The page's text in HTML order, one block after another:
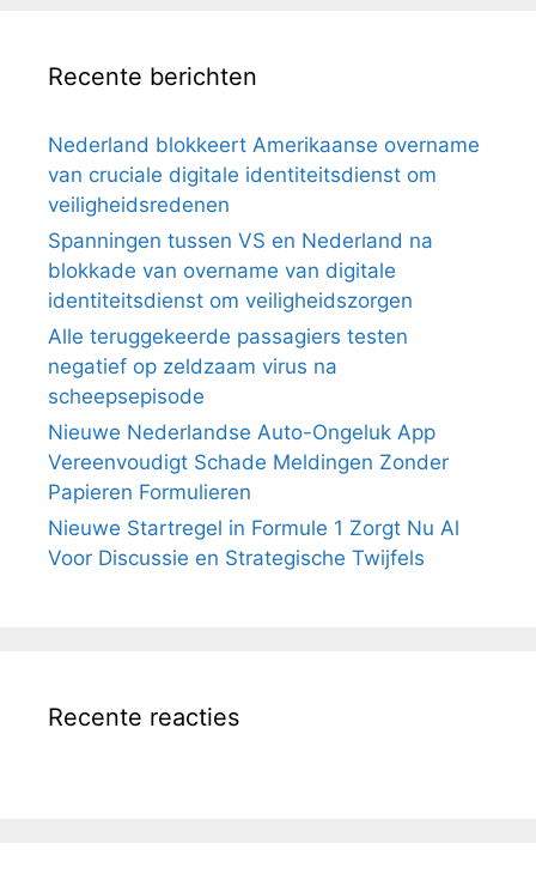
Recente berichten
Nederland blokkeert Amerikaanse overname
van cruciale digitale identiteitsdienst om
veiligheidsredenen
Spanningen tussen VS en Nederland na
blokkade van overname van digitale
identiteitsdienst om veiligheidszorgen
Alle teruggekeerde passagiers testen
negatief op zeldzaam virus na
scheepsepisode
Nieuwe Nederlandse Auto-Ongeluk App
Vereenvoudigt Schade Meldingen Zonder
Papieren Formulieren
Nieuwe Startregel in Formule 1 Zorgt Nu Al
Voor Discussie en Strategische Twijfels
Recente reacties